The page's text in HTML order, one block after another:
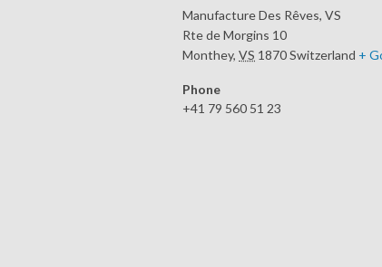
Manufacture Des Rêves, VS
Rte de Morgins 10
Monthey, VS 1870Switzerland +
Phone
+41 79 560 51 23